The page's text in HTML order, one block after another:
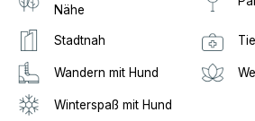
Nähe
Stadtnah
Wandern mit Hund
Winterspaß mit Hund